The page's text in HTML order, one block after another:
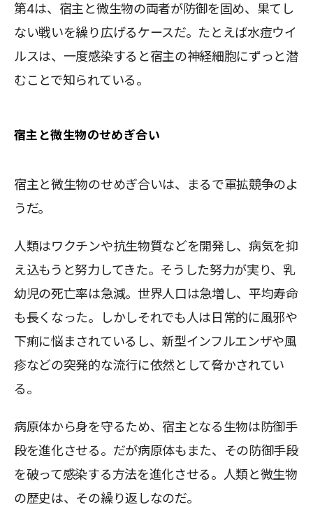
第4は、宿主と微生物の両者が防御を固め、果てし
ない戦いを繰り広げるケースだ。たとえば水痘ウイ
ルスは、一度感染すると宿主の神経細胞にずっと潜
むことで知られている。
宿主と微生物のせめぎ合い
宿主と微生物のせめぎ合いは、まるで軍拡競争のよ
うだ。
人類はワクチンや抗生物質などを開発し、病気を抑
え込もうと努力してきた。そうした努力が実り、乳
幼児の死亡率は急減。世界人口は急増し、平均寿命
も長くなった。しかしそれでも人は日常的に風邪や
下痢に悩まされているし、新型インフルエンザや風
疹などの突発的な流行に依然として脅かされてい
る。
病原体から身を守るため、宿主となる生物は防御手
段を進化させる。だが病原体もまた、その防御手段
を破って感染する方法を進化させる。人類と微生物
の歴史は、その繰り返しなのだ。